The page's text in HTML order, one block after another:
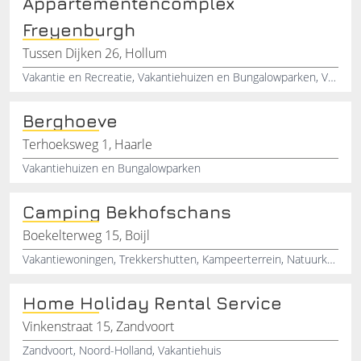
Freyenburgh
Tussen Dijken 26, Hollum
Vakantie en Recreatie, Vakantiehuizen en Bungalowparken, Vakantie, Recreatiewoningen, Recreatie
Berghoeve
Terhoeksweg 1, Haarle
Vakantiehuizen en Bungalowparken
Camping Bekhofschans
Boekelterweg 15, Boijl
Vakantiewoningen, Trekkershutten, Kampeerterrein, Natuurkampeerterrein, kampeerterrein, Fietsverhuur, Kampeervakantie
Home Holiday Rental Service
Vinkenstraat 15, Zandvoort
Zandvoort, Noord-Holland, Vakantiehuis